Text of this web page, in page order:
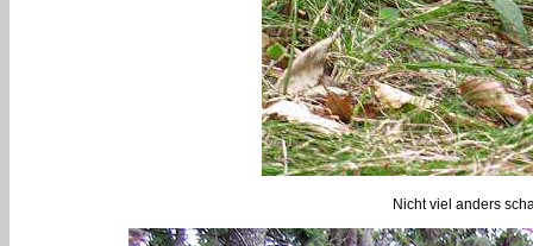
Nicht viel anders